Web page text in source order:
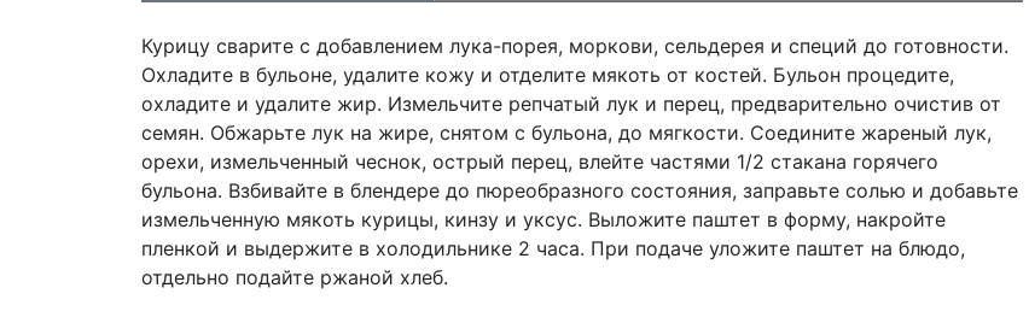
Курицу сварите с добавлением лука-порея, моркови, сельдерея и специй до готовности.
Охладите в бульоне, удалите кожу и отделите мякоть от костей. Бульон процедите,
охладите и удалите жир. Измельчите репчатый лук и перец, предварительно очистив от
семян. Обжарьте лук на жире, снятом с бульона, до мягкости. Соедините жареный лук,
орехи, измельченный чеснок, острый перец, влейте частями 1/2 стакана горячего
бульона. Взбивайте в блендере до пюреобразного состояния, заправьте солью и добавьте
измельченную мякоть курицы, кинзу и уксус. Выложите паштет в форму, накройте
пленкой и выдержите в холодильнике 2 часа. При подаче уложите паштет на блюдо,
отдельно подайте ржаной хлеб.